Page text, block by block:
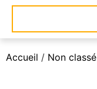
Accueil / Non classé